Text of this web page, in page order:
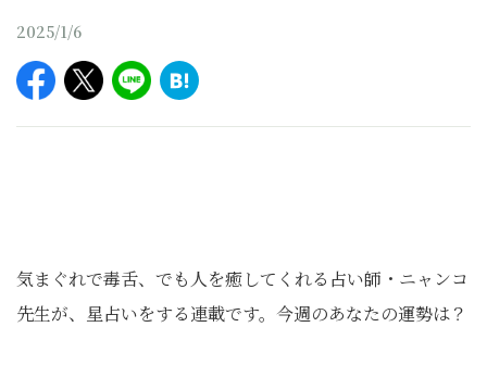
2025/1/6
気まぐれで毒舌、でも人を癒してくれる占い師・ニャンコ
先生が、星占いをする連載です。今週のあなたの運勢は？